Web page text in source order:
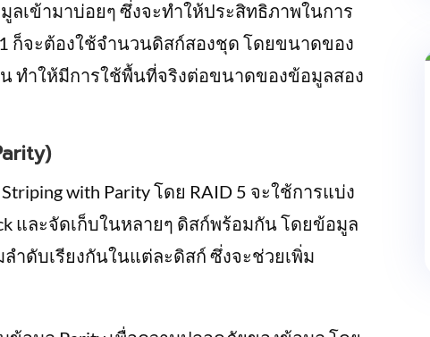
เข้ามาบ่อยๆ ซึ่งจะทำให้ประสิทธิภาพในการ
ก็จะต้องใช้จำนวนดิสก์สองชุด โดยขนาดของ
ทำให้มีการใช้พื้นที่จริงต่อขนาดของข้อมูลสอง
with Parity โดย RAID 5 จะใช้การแบ่ง
และจัดเก็บในหลายๆ ดิสก์พร้อมกัน โดยข้อมูล
ำดับเรียงกันในแต่ละดิสก์ ซึ่งจะช่วยเพิ่ม